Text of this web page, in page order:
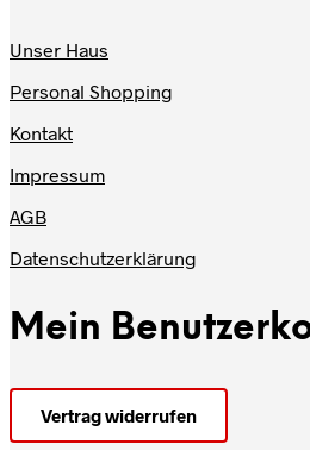
Unser Haus
Personal Shopping
Kontakt
Impressum
AGB
Datenschutzerklärung
Mein
Vertrag widerrufen